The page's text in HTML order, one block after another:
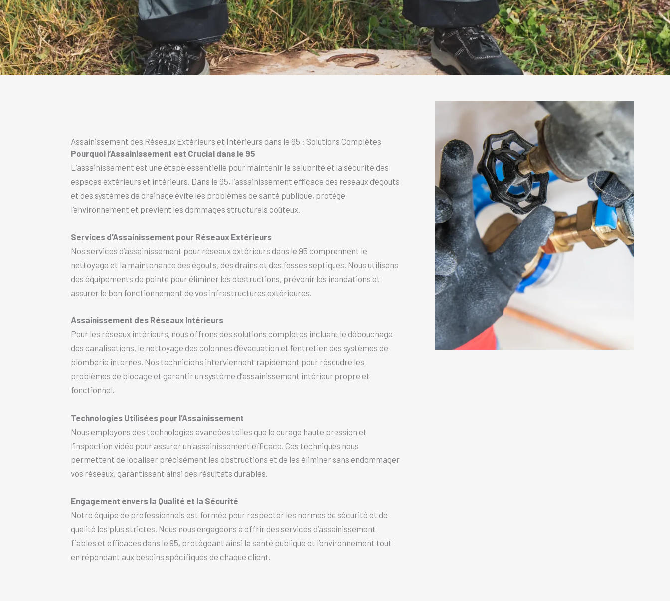
Assainissement des Réseaux Extérieurs et Intérieurs dans le 95 : Solutions Complètes
Pourquoi l’Assainissement est Crucial dans le 95
L’assainissement est une étape essentielle pour maintenir la salubrité et la sécurité des
espaces extérieurs et intérieurs. Dans le 95, l’assainissement efficace des réseaux d’égouts
et des systèmes de drainage évite les problèmes de santé publique, protège
l’environnement et prévient les dommages structurels coûteux.
Services d’Assainissement pour Réseaux Extérieurs
Nos services d’assainissement pour réseaux extérieurs dans le 95 comprennent le
nettoyage et la maintenance des égouts, des drains et des fosses septiques. Nous utilisons
des équipements de pointe pour éliminer les obstructions, prévenir les inondations et
assurer le bon fonctionnement de vos infrastructures extérieures.
Assainissement des Réseaux Intérieurs
Pour les réseaux intérieurs, nous offrons des solutions complètes incluant le débouchage
des canalisations, le nettoyage des colonnes d’évacuation et l’entretien des systèmes de
plomberie internes. Nos techniciens interviennent rapidement pour résoudre les
problèmes de blocage et garantir un système d’assainissement intérieur propre et
fonctionnel.
Technologies Utilisées pour l’Assainissement
Nous employons des technologies avancées telles que le curage haute pression et
l’inspection vidéo pour assurer un assainissement efficace. Ces techniques nous
permettent de localiser précisément les obstructions et de les éliminer sans endommager
vos réseaux, garantissant ainsi des résultats durables.
Engagement envers la Qualité et la Sécurité
Notre équipe de professionnels est formée pour respecter les normes de sécurité et de
qualité les plus strictes. Nous nous engageons à offrir des services d’assainissement
fiables et efficaces dans le 95, protégeant ainsi la santé publique et l’environnement tout
en répondant aux besoins spécifiques de chaque client.